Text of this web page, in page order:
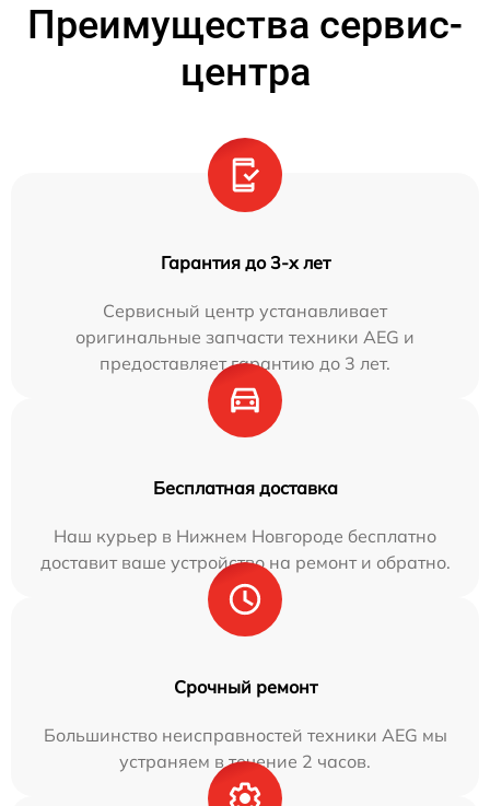
Преимущества сервис-
центра
Гарантия до 3-х лет
Сервисный центр устанавливает
оригинальные запчасти техники AEG и
предоставляет гарантию до 3 лет.
Бесплатная доставка
Наш курьер в Нижнем Новгороде бесплатно
доставит ваше устройство на ремонт и обратно.
Срочный ремонт
Большинство неисправностей техники AEG мы
устраняем в течение 2 часов.